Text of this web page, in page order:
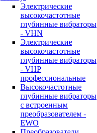
Электрические
высокочастотные
глубинные вибраторы
- VHN
Электрические
высокочастотные
глубинные вибраторы
- VHP
профессиональные
Высокочастотные
глубинные вибраторы
с встроенным
преобразователем -
EWO